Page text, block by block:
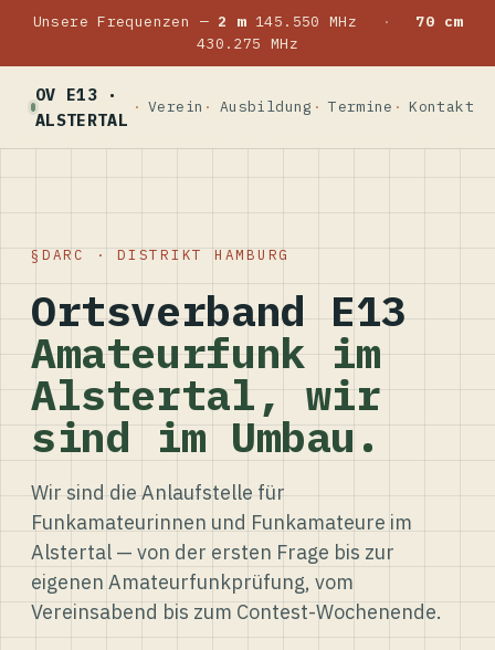
Unsere Frequenzen — 2 m145.550 MHz ·
70 cm
430.275 MHz
OV E13 ·
ALSTERTAL
Verein Ausbildung Termine Kontakt
DARC · DISTRIKT HAMBURG
Ortsverband E13
Amateurfunk im
Alstertal, wir
sind im Umbau.
Wir sind die Anlaufstelle für
Funkamateurinnen und Funkamateure im
Alstertal — von der ersten Frage bis zur
eigenen Amateurfunkprüfung, vom
Vereinsabend bis zum Contest-Wochenende.